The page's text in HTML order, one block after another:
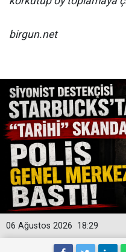
birgun.net
18:29
06 Ağustos 2026